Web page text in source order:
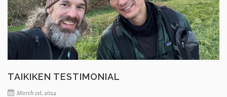
TAIKIKEN TESTIMONIAL
March 1st, 2024